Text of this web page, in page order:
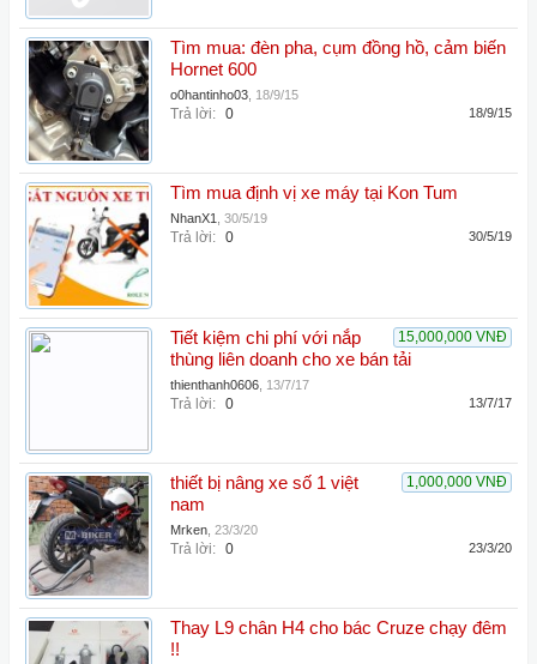
Tìm mua: đèn pha, cụm đồng hồ, cảm biến
Hornet 600
o0hantinho03 18/9/15
Trả lời: 0 18/9/15
Tìm mua định vị xe máy tại Kon Tum
NhanX1 30/5/19
Trả lời: 0 30/5/19
15,000,000 VNĐ
Tiết kiệm chi phí với nắp
thùng liên doanh cho xe bán tải
thienthanh0606 13/7/17
Trả lời: 0 13/7/17
1,000,000 VNĐ
thiết bị nâng xe số 1 việt
nam
Mrken 23/3/20
Trả lời: 0 23/3/20
Thay L9 chân H4 cho bác Cruze chạy đêm
!!